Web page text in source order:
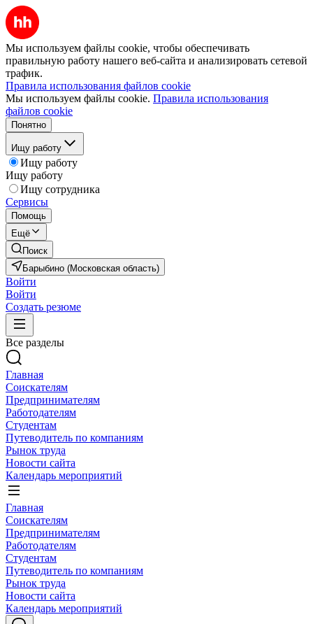
Мы используем файлы cookie, чтобы обеспечивать
правильную работу нашего веб-сайта и анализировать сетевой
трафик.
Правила использования файлов cookie
Мы используем файлы cookie. Правила использования
файлов cookie
Понятно
Ищу работу
Ищу работу
Ищу работу
Ищу сотрудника
Сервисы
Помощь
Ещё
Поиск
Барыбино (Московская область)
Войти
Войти
Создать резюме
Все разделы
Главная
Соискателям
Предпринимателям
Работодателям
Студентам
Путеводитель по компаниям
Рынок труда
Новости сайта
Календарь мероприятий
Главная
Соискателям
Предпринимателям
Работодателям
Студентам
Путеводитель по компаниям
Рынок труда
Новости сайта
Календарь мероприятий